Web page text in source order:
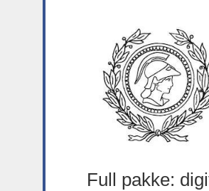
Full pakke: